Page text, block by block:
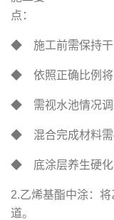
◆ 施工前需保持干
◆ 依照正确比例将
◆ 需视水池情况调
◆ 混合完成材料需
◆ 底涂层养生硬化
2.乙烯基酯中涂：
道。